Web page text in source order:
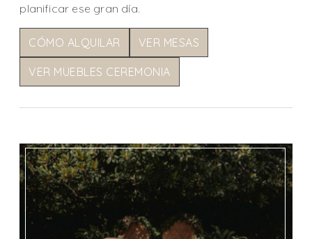
planificar ese gran día.
CÓMO ALQUILAR VER MESAS
VER MUEBLES CEREMONIA